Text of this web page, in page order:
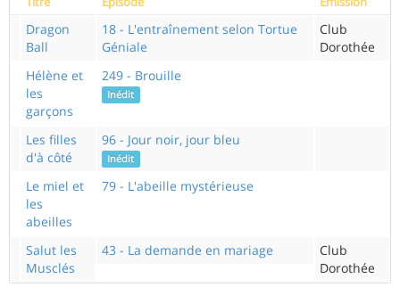
Dragon
Ball
18 - L'entraînement selon Tortue
Géniale
Club
Dorothée
Hélène et
les
garçons
249 - Brouille
Inédit
Les filles
d'à côté
96 - Jour noir, jour bleu
Inédit
Le miel et
les
abeilles
79 - L'abeille mystérieuse
Salut les
Musclés
43 - La demande en mariage
Club
Dorothée